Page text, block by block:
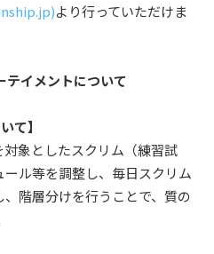
より行っていただけま
テイメントについて
て】
象としたスクリム（練習試
ル等を調整し、毎日スクリム
階層分けを行うことで、質の